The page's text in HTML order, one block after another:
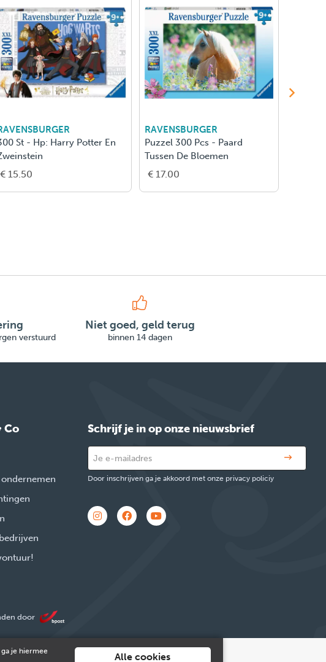
St - Hp: Harry Potter En
€ 15.50
RAVENSBURGER
Puzzel 300 Pcs - Paard
Tussen De Bloemen
€ 17.00
verstuurd
Niet goed, geld terug
binnen 14 dagen
Co Schrijf je in op onze nieuwsbrief
Door inschrijven ga je akkoord met onze privacy policiy
door
byTilroy.
je hiermee
Alle cookies